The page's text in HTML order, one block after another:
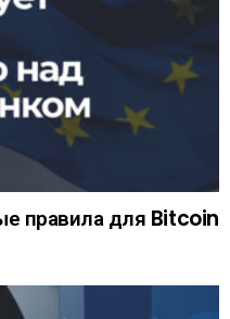
правила для Bitcoin